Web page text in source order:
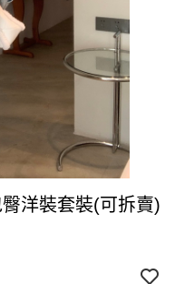
洋裝套裝(可拆賣)